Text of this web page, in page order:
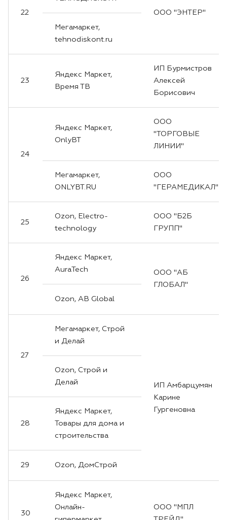
22
ООО "ЭНТЕР"
Мегамаркет,
tehnodiskont.ru
23
Яндекс Маркет,
Время ТВ
ИП Бурмистров
Алексей
Борисович
24
Яндекс Маркет,
OnlyBT
ООО
"ТОРГОВЫЕ
ЛИНИИ"
Мегамаркет,
ONLYBT.RU
ООО
"ГЕРАМЕДИКАЛ"
25
Ozon, Electro-
technology
ООО "Б2Б
ГРУПП"
26
Яндекс Маркет,
AuraTech
ООО "АБ
ГЛОБАЛ"
Ozon, AB Global
27
Мегамаркет, Строй
и Делай
ИП Амбарцумян
Карине
Гургеновна
Ozon, Строй и
Делай
28
Яндекс Маркет,
Товары для дома и
строительства
29 Ozon, ДомСтрой
30
Яндекс Маркет,
Онлайн-
ООО "МПЛ